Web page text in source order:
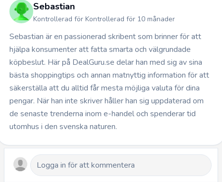
Sebastian
Kontrollerad för Kontrollerad för 10 månader
Sebastian är en passionerad skribent som brinner för att
hjälpa konsumenter att fatta smarta och välgrundade
köpbeslut. Här på DealGuru.se delar han med sig av sina
bästa shoppingtips och annan matnyttig information för att
säkerställa att du alltid får mesta möjliga valuta för dina
pengar. När han inte skriver håller han sig uppdaterad om
de senaste trenderna inom e-handel och spenderar tid
utomhus i den svenska naturen.